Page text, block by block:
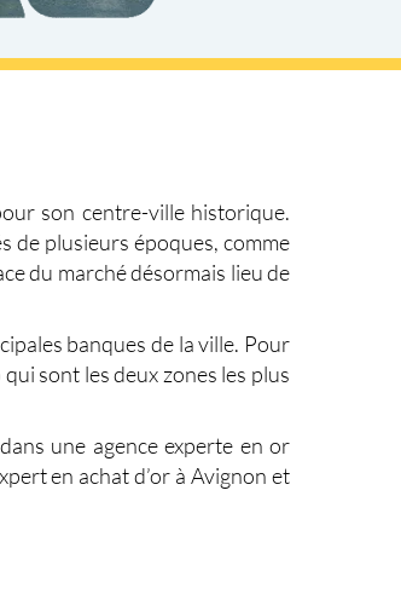
son centre-ville historique.
de plusieurs époques, comme
du marché désormais lieu de
banques de la ville. Pour
sont les deux zones les plus
une agence experte en or
en achat d’or à Avignon et